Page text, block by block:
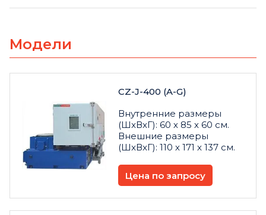
Модели
CZ-J-400 (A-G)
Внутренние размеры
(ШxВxГ): 60 х 85 х 60 см.
Внешние размеры
(ШxВxГ): 110 х 171 х 137 см.
Цена по запросу